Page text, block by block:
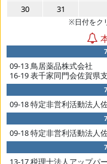
30
31
※日付をク
09-13 鳥居薬品株式会社
16-19 表千家同門会佐賀県
09-18 特定非営利活動法人
09-18 特定非営利活動法人
13-17 税理士法人アップパ